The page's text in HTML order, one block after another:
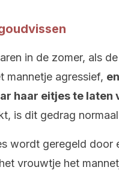
in de zomer, als
mannetje agressief,
haar eitjes te
is dit gedrag
wordt geregeld door
vrouwtje het